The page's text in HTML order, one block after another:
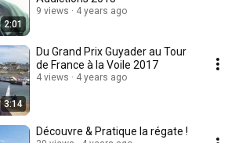
2:01
9 views 4 years ago
3:14
Du Grand Prix Guyader au Tour
de France à la Voile 2017
4 views 4 years ago
Découvre & Pratique la régate !